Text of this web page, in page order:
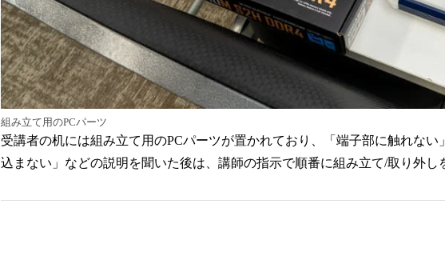
組み立て用のPCパーツ
受講者の机には組み立て用のPCパーツが置かれており、「端子部に触れない
込まない」などの説明を聞いた後は、講師の指示で順番に組み立て/取り外し